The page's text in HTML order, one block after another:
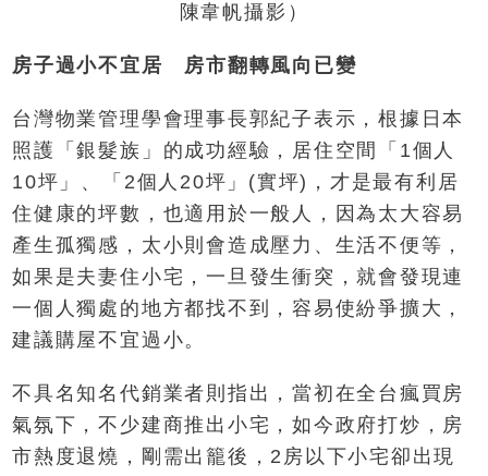
陳韋帆攝影）
房子過小不宜居 房市翻轉風向已變
台灣物業管理學會理事長郭紀子表示，根據日本
照護「銀髮族」的成功經驗，居住空間「1個人
10坪」、「2個人20坪」(實坪)，才是最有利居
住健康的坪數，也適用於一般人，因為太大容易
產生孤獨感，太小則會造成壓力、生活不便等，
如果是夫妻住小宅，一旦發生衝突，就會發現連
一個人獨處的地方都找不到，容易使紛爭擴大，
建議購屋不宜過小。
不具名知名代銷業者則指出，當初在全台瘋買房
氣氛下，不少建商推出小宅，如今政府打炒，房
市熱度退燒，剛需出籠後，2房以下小宅卻出現